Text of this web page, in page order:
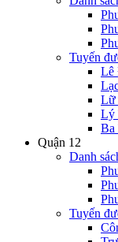
Tuyến
Lê
Lữ
Lý
Ba
Quận 12
Danh
Tuyến